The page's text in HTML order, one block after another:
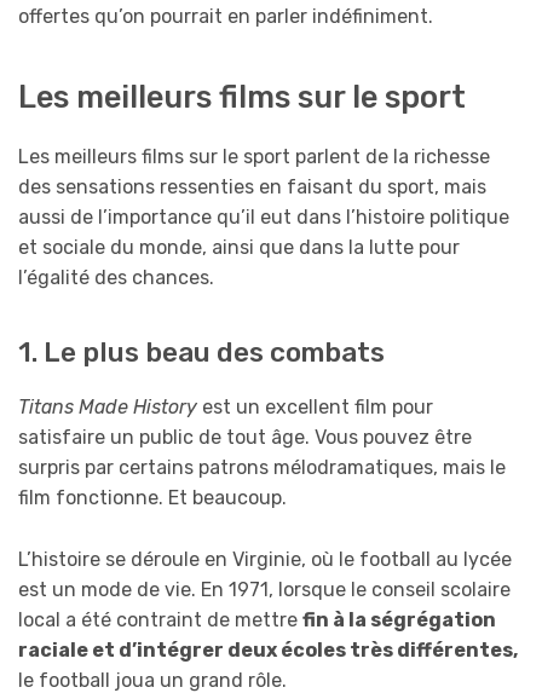
offertes qu’on pourrait en parler indéfiniment.
Les meilleurs films sur le sport
Les meilleurs films sur le sport parlent de la richesse
des sensations ressenties en faisant du sport, mais
aussi de l’importance qu’il eut dans l’histoire politique
et sociale du monde, ainsi que dans la lutte pour
l’égalité des chances.
1. Le plus beau des combats
Titans Made History est un excellent film pour
satisfaire un public de tout âge. Vous pouvez être
surpris par certains patrons mélodramatiques, mais le
film fonctionne. Et beaucoup.
L’histoire se déroule en Virginie, où le football au lycée
est un mode de vie. En 1971, lorsque le conseil scolaire
local a été contraint de mettre fin à la ségrégation
raciale et d’intégrer deux écoles très différentes,
le football joua un grand rôle.